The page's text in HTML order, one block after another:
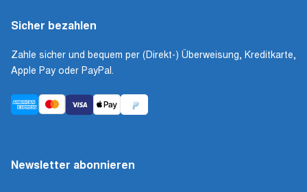
Sicher bezahlen
Zahle sicher und bequem per (Direkt-) Überweisung, Kreditkarte,
Apple Pay oder PayPal.
Newsletter abonnieren